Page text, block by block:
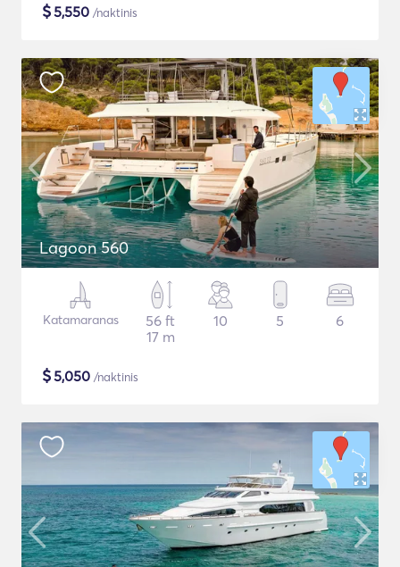
$5,550 /naktinis
Lagoon 560
Katamaranas
56 ft
17 m
10 5 6
$5,050 /naktinis